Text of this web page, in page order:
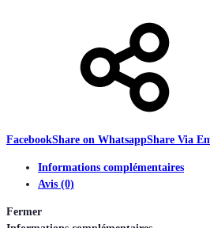
FacebookShare on WhatsappShare Via
Informations complémentaires
Avis (0)
Fermer